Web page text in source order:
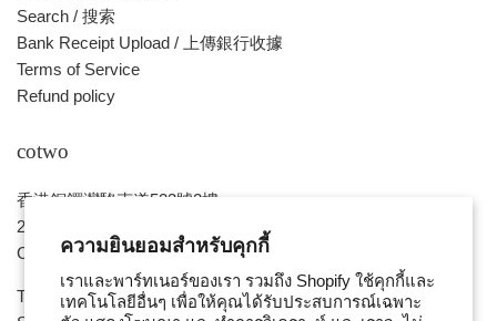
ความยินยอมสำหรับคุกกี้
เราและพาร์ทเนอร์ของเรา รวมถึง Shopify ใช้คุกกี้และ
เทคโนโลยีอื่นๆ เพื่อให้คุณได้รับประสบการณ์เฉพาะ
Search / 搜索
Bank Receipt Upload / 上傳銀行收據
Terms of Service
Refund policy
cotwo
香港銅鑼灣駱克道523號2樓
2/F, No. 523, Lockhart Road,
Causeway Bay , HONG KONG
Tue ~ Sat - 1pm - 8pm